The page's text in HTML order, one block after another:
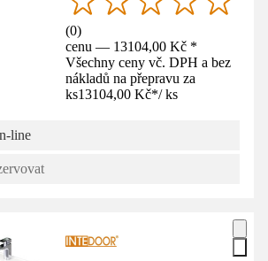
(0)
cenu — 13104,00 Kč *
Všechny ceny vč. DPH a bez
nákladů na přepravu za
ks13104,00 Kč*/ ks
line